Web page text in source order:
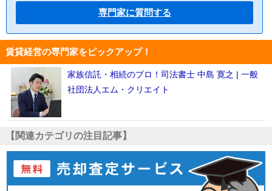
専門家に質問する
賃貸経営の専門家をピックアップ！
家族信託・相続のプロ！司法書士 中島 寛之 | 一般
社団法人エム・クリエイト
【関連カテゴリの注目記事】